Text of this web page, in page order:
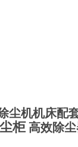
尘机机床配
柜 高效除